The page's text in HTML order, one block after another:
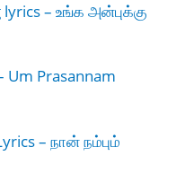
– உங்க அன்புக்கு
Um Prasannam
– நான் நம்பும்